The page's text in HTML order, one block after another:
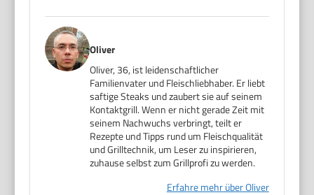
Oliver
Oliver, 36, ist leidenschaftlicher
Familienvater und Fleischliebhaber. Er liebt
saftige Steaks und zaubert sie auf seinem
Kontaktgrill. Wenn er nicht gerade Zeit mit
seinem Nachwuchs verbringt, teilt er
Rezepte und Tipps rund um Fleischqualität
und Grilltechnik, um Leser zu inspirieren,
zuhause selbst zum Grillprofi zu werden.
Erfahre mehr über Oliver